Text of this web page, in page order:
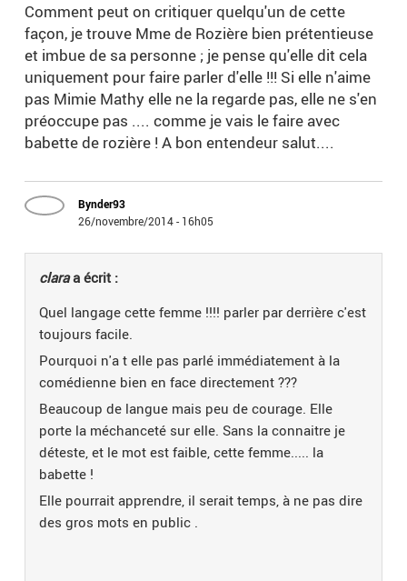
Comment peut on critiquer quelqu'un de cette
façon, je trouve Mme de Rozière bien prétentieuse
et imbue de sa personne ; je pense qu'elle dit cela
uniquement pour faire parler d'elle !!! Si elle n'aime
pas Mimie Mathy elle ne la regarde pas, elle ne s'en
préoccupe pas .... comme je vais le faire avec
babette de rozière ! A bon entendeur salut....
Bynder93
26/novembre/2014 - 16h05
claraa écrit :
Quel langage cette femme !!!! parler par derrière c'est
toujours facile.
Pourquoi n'a t elle pas parlé immédiatement à la
comédienne bien en face directement ???
Beaucoup de langue mais peu de courage. Elle
porte la méchanceté sur elle. Sans la connaitre je
déteste, et le mot est faible, cette femme..... la
babette !
Elle pourrait apprendre, il serait temps, à ne pas dire
des gros mots en public .